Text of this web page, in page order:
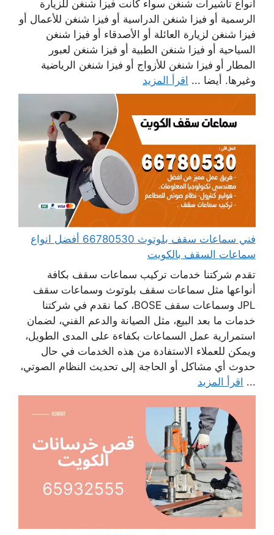
أنواع تأشيرات شنغن سواء كانت فيزا شنغن للزيارة
الرسمية أو فيزا شنغن الدراسية أو فيزا شنغن للأعمال أو
فيزا شنغن لزيارة العائلة أو الأصدقاء أو فيزا شنغن
السياحية أو فيزا شنغن الطبية أو فيزا شنغن لعبور
المطار أو فيزا شنغن للأزواج أو فيزا شنغن الرياضية
وغيرها. أيضا ... اقرأ المزيد
فني سماعات سقف بلوتوث 66780530 أفضل انواع
سماعات السقف بالكويت
تقدم شركتنا خدمات تركيب سماعات سقف بكافة
أنواعها مثل سماعات سقف بلوتوث وسماعات سقف
JPL وسماعات سقف BOSE، كما نقدم في شركتنا
خدمات ما بعد البيع، مثل الصيانة والدعم الفني، لضمان
استمرارية عمل السماعات بكفاءة على المدى الطويل،
ويمكن للعملاء الاستفادة من هذه الخدمات في حال
حدوث أي مشاكل أو الحاجة إلى تحديث النظام الصوتي،
... اقرأ المزيد